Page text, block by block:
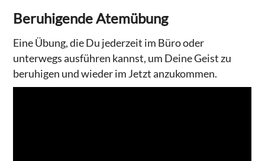
Beruhigende Atemübung
Eine Übung, die Du jederzeit im Büro oder
unterwegs ausführen kannst, um Deine Geist zu
beruhigen und wieder im Jetzt anzukommen.